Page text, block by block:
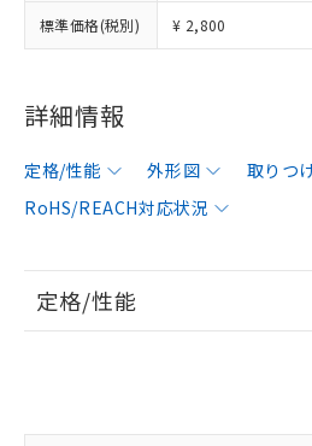
標準価格(税別) ¥ 2,800
詳細情報
定格/性能 外形図 取りつ
RoHS/REACH対応状況
定格/性能